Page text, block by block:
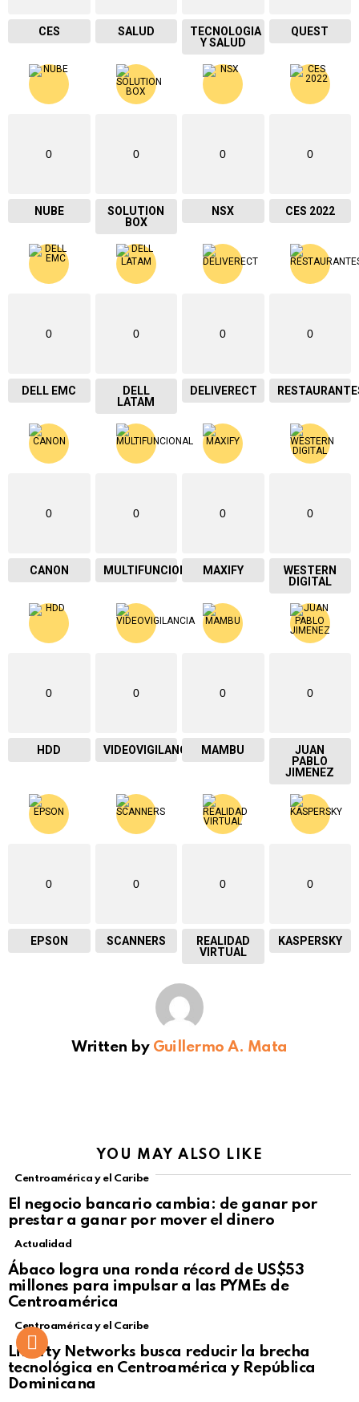
CES SALUD
TECNOLOGIA
Y SALUD
QUEST
0
NUBE
0
SOLUTION
BOX
0
NSX
0
CES 2022
0
DELL EMC
0
DELL
LATAM
0
DELIVERECT
0
0
CANON
0
MULTIFUNCIONAL
0
MAXIFY
0
WESTERN
DIGITAL
0
HDD
0
VIDEOVIGILANCIA
0
MAMBU
0
JUAN
PABLO
JIMENEZ
0
EPSON
0
SCANNERS
0
REALIDAD
VIRTUAL
0
KASPERSKY
Written by Guillermo A. Mata
YOU MAY ALSO LIKE
Centroamérica y el Caribe
El negocio bancario cambia: de ganar por
prestar a ganar por mover el dinero
Not Safe For Work
Click to view this post
Actualidad
Ábaco logra una ronda récord de US$53
millones para impulsar a las PYMEs de
Centroamérica
Centroamérica y el Caribe
Liberty Networks busca reducir la brecha
tecnológica en Centroamérica y República
Dominicana